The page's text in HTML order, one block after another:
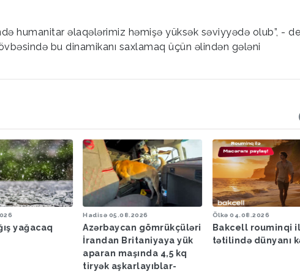
humanitar əlaqələrimiz həmişə yüksək səviyyədə olub”, -
bu dinamikanı saxlamaq üçün əlindən gələni
yağacaq
Hadisə 05.08.2026
Azərbaycan gömrükçüləri
İrandan Britaniyaya yük
aparan maşında 4,5 kq
tiryək aşkarlayıblar-
Ölkə 04.08.2026
Bakcell rouminqi
tətilində dünyanı